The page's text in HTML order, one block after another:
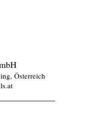
Österreich